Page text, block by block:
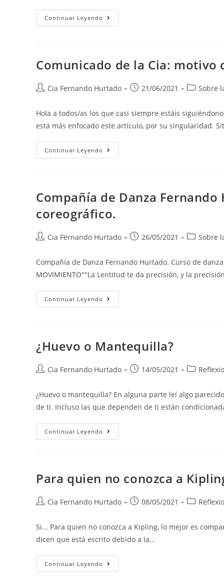
Continuar Leyendo
Comunicado de la Cia:
Cia Fernando Hurtado 21/06/2021 Sobre
Hola a todos/as los que casi siempre estáis
está más enfocado este artículo, por su singularidad.
Continuar Leyendo
Compañía de Danza
coreográfico.
Cia Fernando Hurtado 26/05/2021 Sobre
Compañía de Danza Fernando Hurtado. Curso de
MOVIMIENTO""La Lentitud te da precisión, y la
Continuar Leyendo
¿Huevo o Mantequilla?
Cia Fernando Hurtado 14/05/2021
¿Huevo o mantequilla? En alguna parte leí algo
de ti. Incluso las que dependen de ti están
Continuar Leyendo
Para quien no conozca a
Cia Fernando Hurtado 08/05/2021
Si... Para quien no conozca a Kipling, lo mejor es
dicen que está escrito debido a la…
Continuar Leyendo